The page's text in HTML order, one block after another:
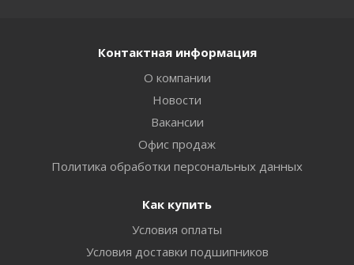
Контактная информация
О компании
Новости
Вакансии
Офис продаж
Политика обработки персональных данных
Как купить
Условия оплаты
Условия доставки подшипников